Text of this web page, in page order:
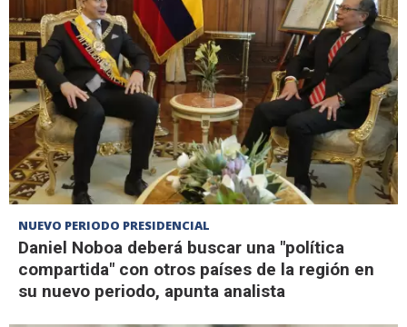
NUEVO PERIODO PRESIDENCIAL
Daniel Noboa deberá buscar una "política
compartida" con otros países de la región en
su nuevo periodo, apunta analista